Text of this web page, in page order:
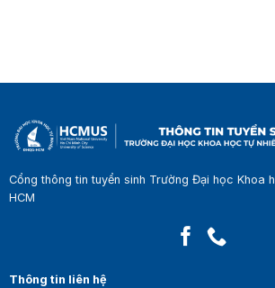
Cổng thông tin tuyển sinh Trường Đại học Khoa
HCM
Thông tin liên hệ